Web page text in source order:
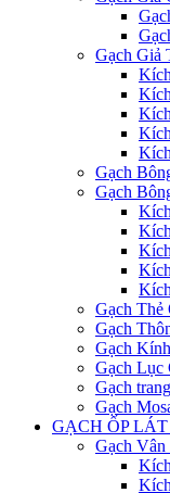
Gạch Giả
Gạch
Gạch
Gạch Thẻ
Gạch
Gạch
Gạch Lục
Gạch
Gạch
GẠCH ỐP
Gạch